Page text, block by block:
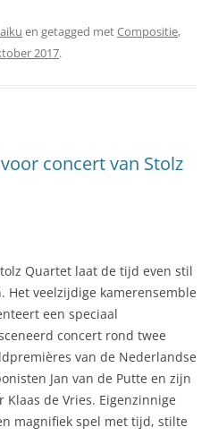
en getagged metCompositie,
2017.
concert van Stolz
Quartet laat de tijd even stil
Het veelzijdige kamerensemble
een speciaal
concert rond twee
van de Nederlandse
Jan van de Putte en zijn
Klaas de Vries. Eigenzinnige
magnifiek spel met tijd, stilte